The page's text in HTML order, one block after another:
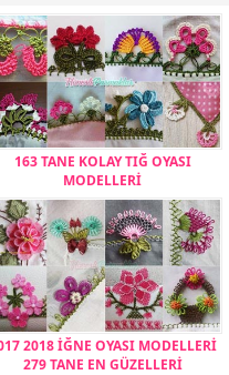
163 TANE KOLAY TIĞ OYASI
MODELLERİ
2018 İĞNE OYASI MODELLERİ
279 TANE EN GÜZELLERİ